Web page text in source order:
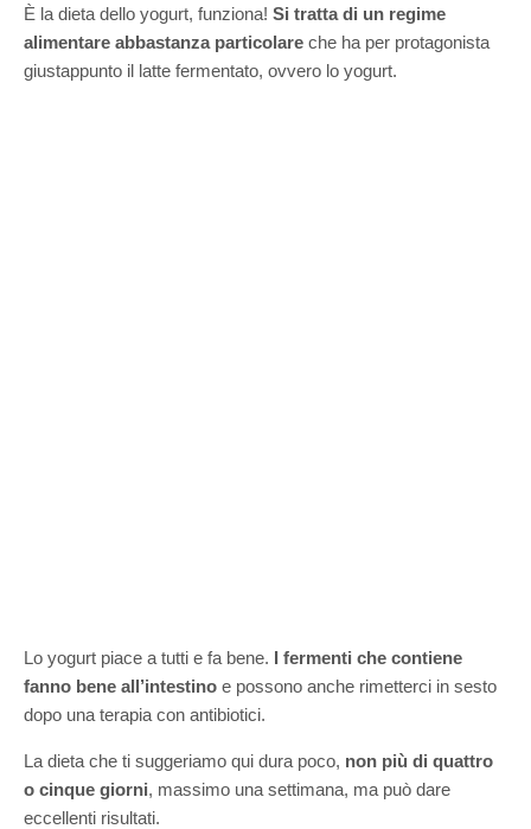
È la dieta dello yogurt, funziona! Si tratta di un regime
alimentare abbastanza particolare che ha per protagonista
giustappunto il latte fermentato, ovvero lo yogurt.
Lo yogurt piace a tutti e fa bene. I fermenti che contiene
fanno bene all’intestino e possono anche rimetterci in sesto
dopo una terapia con antibiotici.
La dieta che ti suggeriamo qui dura poco, non più di quattro
o cinque giorni, massimo una settimana, ma può dare
eccellenti risultati.